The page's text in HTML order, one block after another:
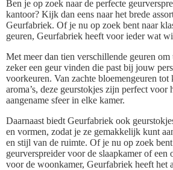
Ben je op zoek naar de perfecte
kantoor? Kijk dan eens naar het brede
Geurfabriek. Of je nu op zoek bent naar
geuren, Geurfabriek heeft voor ieder wat
Met meer dan tien verschillende geuren
zeker een geur vinden die past bij jouw
voorkeuren. Van zachte bloemengeuren
aroma’s, deze geurstokjes zijn perfect voor
aangename sfeer in elke kamer.
Daarnaast biedt Geurfabriek ook
en vormen, zodat je ze gemakkelijk kunt
en stijl van de ruimte. Of je nu op zoek
geurverspreider voor de slaapkamer of
voor de woonkamer, Geurfabriek heeft het